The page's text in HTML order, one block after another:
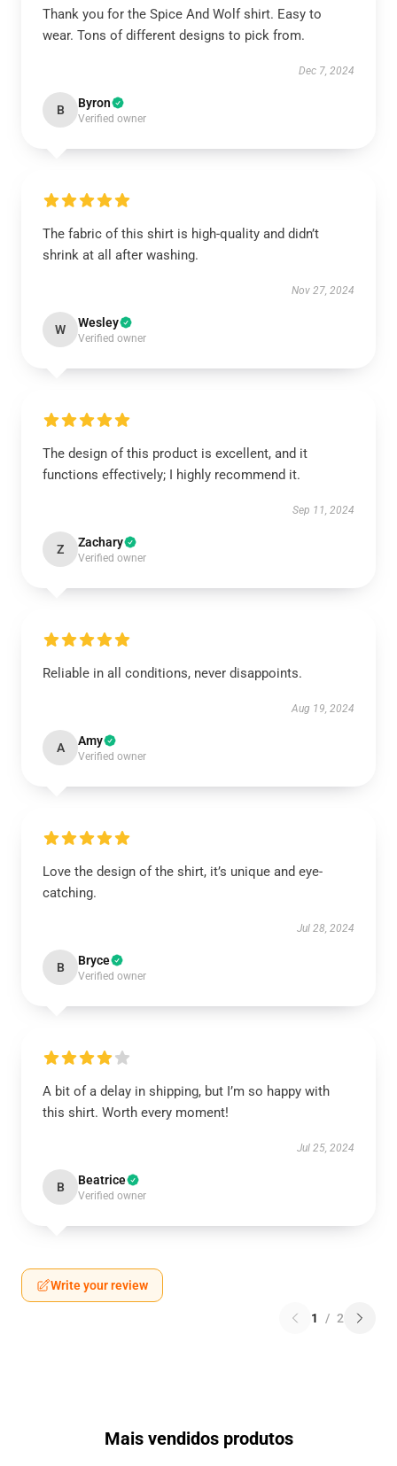
Thank you for the Spice And Wolf shirt. Easy to
wear. Tons of different designs to pick from.
Dec 7, 2024
B Byron
Verified owner
The fabric of this shirt is high-quality and didn’t
shrink at all after washing.
Nov 27, 2024
W Wesley
Verified owner
The design of this product is excellent, and it
functions effectively; I highly recommend it.
Sep 11, 2024
Z Zachary
Verified owner
Reliable in all conditions, never disappoints.
Aug 19, 2024
A Amy
Verified owner
Love the design of the shirt, it’s unique and eye-
catching.
Jul 28, 2024
B Bryce
Verified owner
A bit of a delay in shipping, but I’m so happy with
this shirt. Worth every moment!
Jul 25, 2024
B Beatrice
Verified owner
Write your review
1 / 2
Mais vendidos produtos